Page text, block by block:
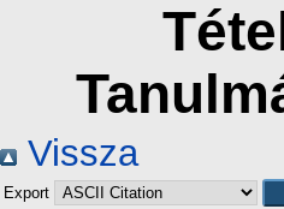
Vissza
Export